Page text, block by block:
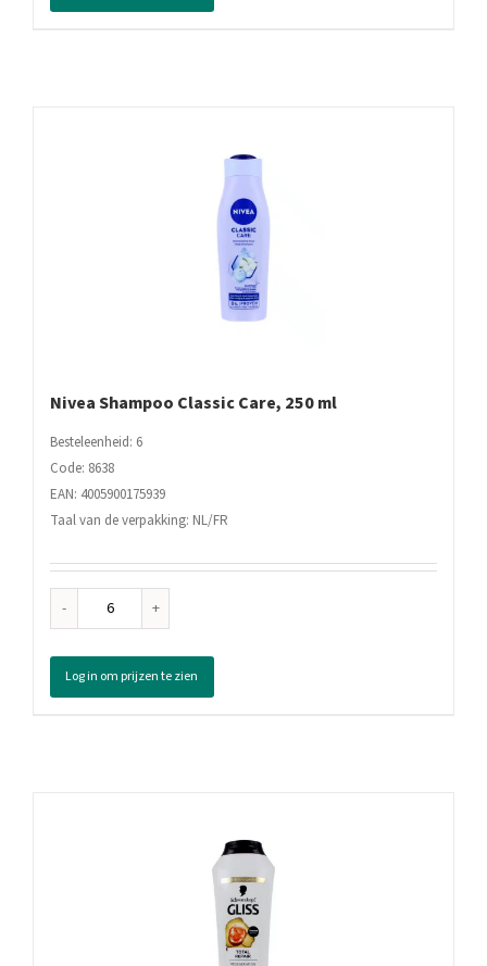
Vive,
Nivea Shampoo Classic Care, 250 ml
Besteleenheid: 6
Code: 8638
EAN: 4005900175939
Taal van de verpakking: NL/FR
Nivea
Classic
Care,
250
Log in om prijzen te zien